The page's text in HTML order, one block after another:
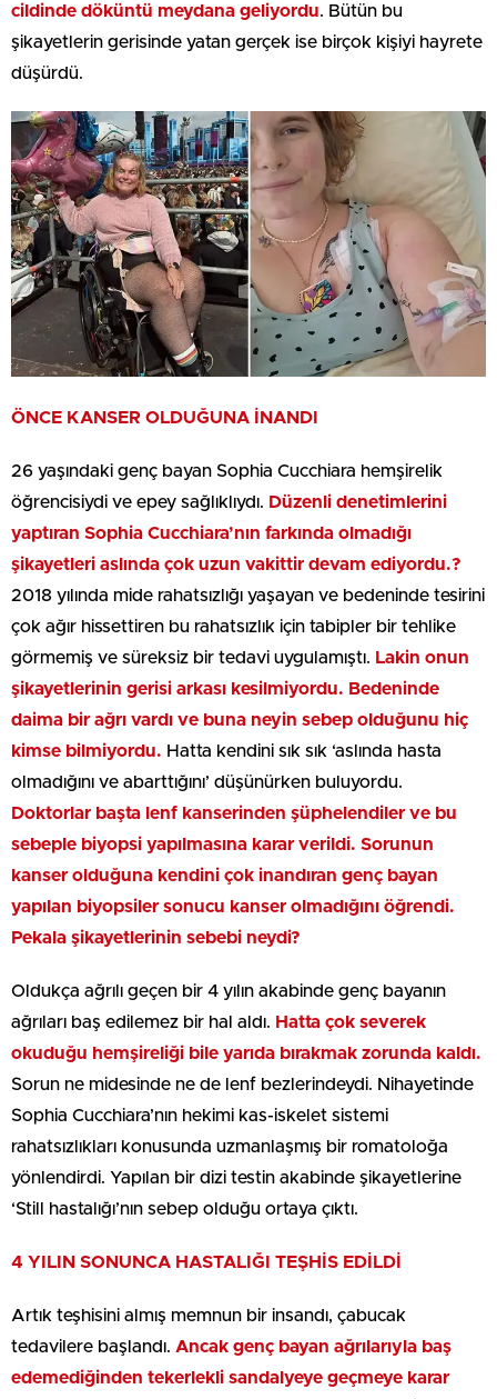
cildinde döküntü meydana geliyordu. Bütün bu
şikayetlerin gerisinde yatan gerçek ise birçok kişiyi hayrete
düşürdü.
ÖNCE KANSER OLDUĞUNA İNANDI
26 yaşındaki genç bayan Sophia Cucchiara hemşirelik
öğrencisiydi ve epey sağlıklıydı. Düzenli denetimlerini
yaptıran Sophia Cucchiara’nın farkında olmadığı
şikayetleri aslında çok uzun vakittir devam ediyordu.?
2018 yılında mide rahatsızlığı yaşayan ve bedeninde tesirini
çok ağır hissettiren bu rahatsızlık için tabipler bir tehlike
görmemiş ve süreksiz bir tedavi uygulamıştı. Lakin onun
şikayetlerinin gerisi arkası kesilmiyordu. Bedeninde
daima bir ağrı vardı ve buna neyin sebep olduğunu hiç
kimse bilmiyordu. Hatta kendini sık sık ‘aslında hasta
olmadığını ve abarttığını’ düşünürken buluyordu.
Doktorlar başta lenf kanserinden şüphelendiler ve bu
sebeple biyopsi yapılmasına karar verildi. Sorunun
kanser olduğuna kendini çok inandıran genç bayan
yapılan biyopsiler sonucu kanser olmadığını öğrendi.
Pekala şikayetlerinin sebebi neydi?
Oldukça ağrılı geçen bir 4 yılın akabinde genç bayanın
ağrıları baş edilemez bir hal aldı. Hatta çok severek
okuduğu hemşireliği bile yarıda bırakmak zorunda kaldı.
Sorun ne midesinde ne de lenf bezlerindeydi. Nihayetinde
Sophia Cucchiara’nın hekimi kas-iskelet sistemi
rahatsızlıkları konusunda uzmanlaşmış bir romatoloğa
yönlendirdi. Yapılan bir dizi testin akabinde şikayetlerine
‘Still hastalığı’nın sebep olduğu ortaya çıktı.
4 YILIN SONUNCA HASTALIĞI TEŞHİS EDİLDİ
Artık teşhisini almış memnun bir insandı, çabucak
tedavilere başlandı. Ancak genç bayan ağrılarıyla baş
edemediğinden tekerlekli sandalyeye geçmeye karar